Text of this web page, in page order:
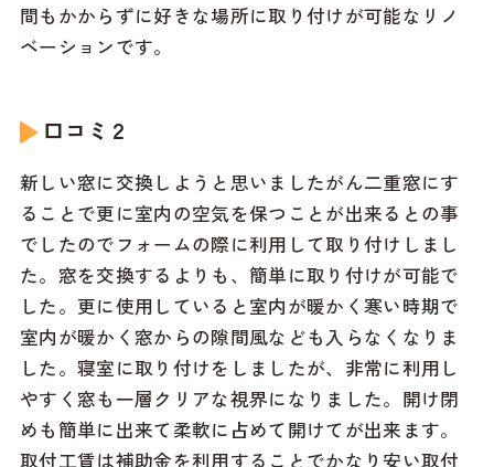
間もかからずに好きな場所に取り付けが可能なリノ
ベーションです。
口コミ２
新しい窓に交換しようと思いましたがん二重窓にす
ることで更に室内の空気を保つことが出来るとの事
でしたのでフォームの際に利用して取り付けしまし
た。窓を交換するよりも、簡単に取り付けが可能で
した。更に使用していると室内が暖かく寒い時期で
室内が暖かく窓からの隙間風なども入らなくなりま
した。寝室に取り付けをしましたが、非常に利用し
やすく窓も一層クリアな視界になりました。開け閉
めも簡単に出来て柔軟に占めて開けてが出来ます。
取付工賃は補助金を利用することでかなり安い取付